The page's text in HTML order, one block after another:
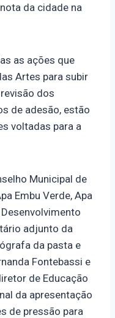
da cidade na
as ações que
Artes para subir
dos
de adesão, estão
voltadas para a
Municipal de
Embu Verde, Apa
adjunto da
da pasta e
Fontebassi e
de Educação
da apresentação
de pressão para